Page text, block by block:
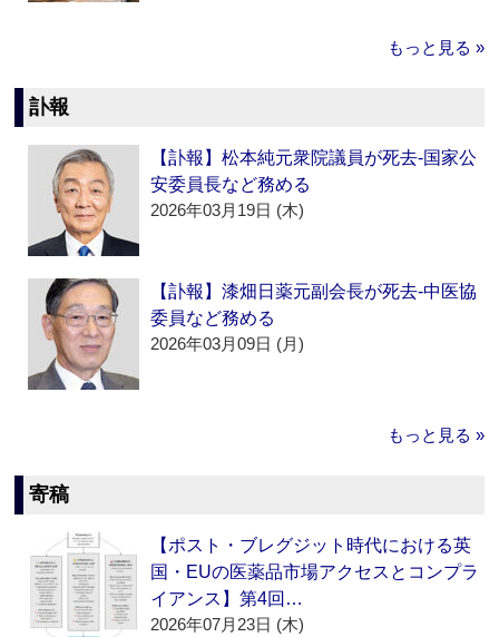
もっと見る »
訃報
【訃報】松本純元衆院議員が死去‐国家公
安委員長など務める
2026年03月19日 (木)
【訃報】漆畑日薬元副会長が死去‐中医協
委員など務める
2026年03月09日 (月)
もっと見る »
寄稿
【ポスト・ブレグジット時代における英
国・EUの医薬品市場アクセスとコンプラ
イアンス】第4回…
2026年07月23日 (木)